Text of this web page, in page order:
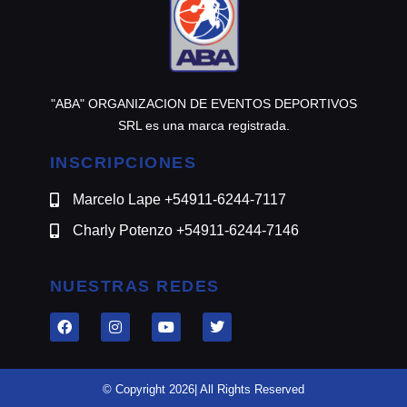
"ABA" ORGANIZACION DE EVENTOS DEPORTIVOS
SRL es una marca registrada.
INSCRIPCIONES
Marcelo Lape +54911-6244-7117
Charly Potenzo +54911-6244-7146
NUESTRAS REDES
© Copyright 2026| All Rights Reserved